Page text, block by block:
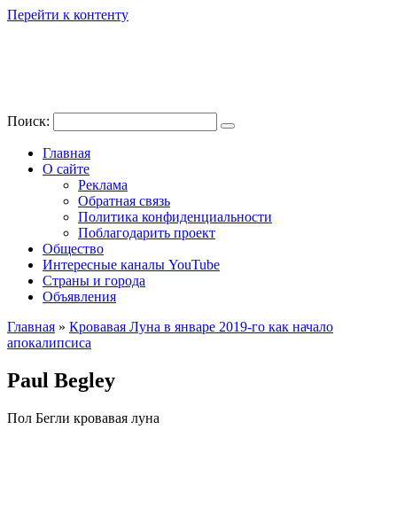
Перейти к контенту
Поиск:
Главная
О сайте
Реклама
Обратная связь
Политика конфиденциальности
Поблагодарить проект
Общество
Интересные каналы YouTube
Страны и города
Объявления
Главная » Кровавая Луна в январе 2019-го как начало
апокалипсиса
Paul Begley
Пол Бегли кровавая луна